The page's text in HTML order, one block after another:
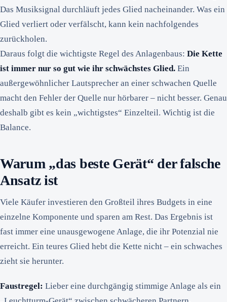
Das Musiksignal durchläuft jedes Glied nacheinander. Was ein
Glied verliert oder verfälscht, kann kein nachfolgendes
zurückholen.
Daraus folgt die wichtigste Regel des Anlagenbaus: Die Kette
ist immer nur so gut wie ihr schwächstes Glied. Ein
außergewöhnlicher Lautsprecher an einer schwachen Quelle
macht den Fehler der Quelle nur hörbarer – nicht besser. Genau
deshalb gibt es kein „wichtigstes“ Einzelteil. Wichtig ist die
Balance.
Warum „das beste Gerät“ der falsche
Ansatz ist
Viele Käufer investieren den Großteil ihres Budgets in eine
einzelne Komponente und sparen am Rest. Das Ergebnis ist
fast immer eine unausgewogene Anlage, die ihr Potenzial nie
erreicht. Ein teures Glied hebt die Kette nicht – ein schwaches
zieht sie herunter.
Faustregel: Lieber eine durchgängig stimmige Anlage als ein